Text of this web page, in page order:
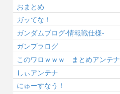
おまとめ
ガッてな！
ガンダムブログ-情報戦仕様-
ガンプラログ
このワロｗｗｗ まとめアンテナ
しぃアンテナ
にゅーすなう！